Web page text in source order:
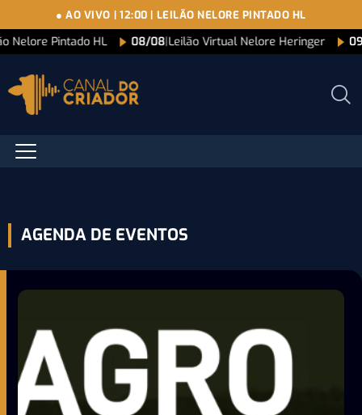
● AO VIVO | 12:00| LEILÃO NELORE PINTADO HL
Nelore Pintado HL 08/08|Leilão Virtual Nelore Heringer
AGENDA DE EVENTOS